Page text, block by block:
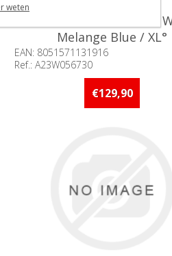
Dotout trui k.m Touch
Melange Blue / XL°
EAN: 8051571131916
Ref.: A23W056730
Beschikbaarheid:: Minder dan
€129,90
weten